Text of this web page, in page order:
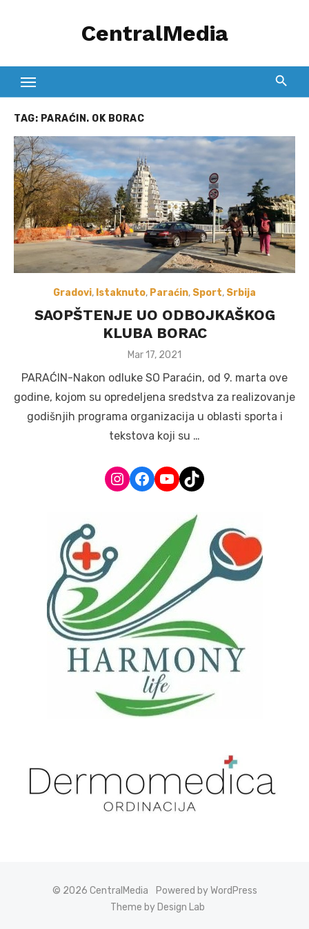
CentralMedia
TAG: PARAĆIN. OK BORAC
Gradovi, Istaknuto, Paraćin, Sport, Srbija
SAOPŠTENJE UO ODBOJKAŠKOG
KLUBA BORAC
Posted
Mar 17, 2021
PARAĆIN-Nakon odluke SO Paraćin, od 9. marta ove
godine, kojom su opredeljena sredstva za realizovanje
godišnjih programa organizacija u oblasti sporta i
tekstova koji su …
Instagram
Facebook
YouTube
TikTok
© 2026 CentralMedia
Powered by WordPress
Theme by Design Lab